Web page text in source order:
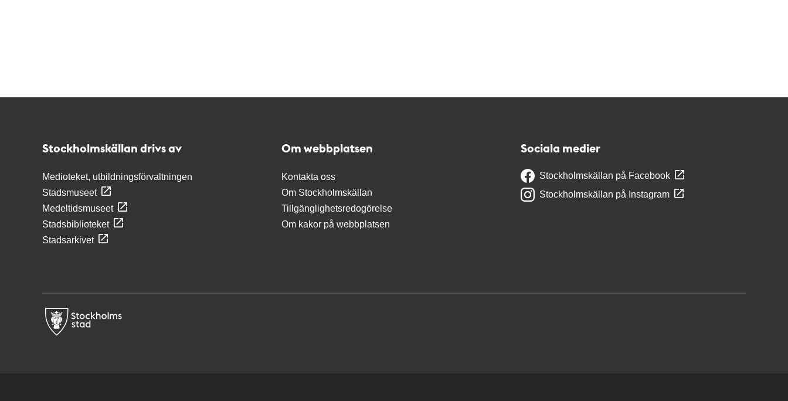
Stockholmskällan drivs av
Medioteket, utbildningsförvaltningen
Stadsmuseet
Medeltidsmuseet
Stadsbiblioteket
Stadsarkivet
Om webbplatsen
Kontakta oss
Om Stockholmskällan
Tillgänglighetsredogörelse
Om kakor på webbplatsen
Sociala medier
Stockholmskällan på Facebook
Stockholmskällan på Instagram